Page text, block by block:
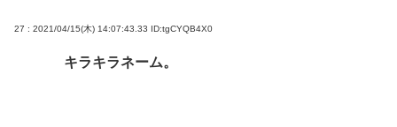
27 : 2021/04/15(木) 14:07:43.33 ID:tgCYQB4X0
キラキラネーム。